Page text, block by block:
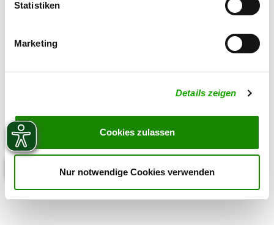
Statistiken
Marketing
Details zeigen
Cookies zulassen
Nur notwendige Cookies verwenden